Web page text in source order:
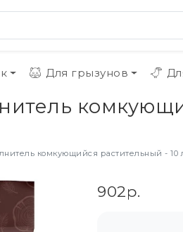
Для грызунов
комкующийся растительный - 10
902р.